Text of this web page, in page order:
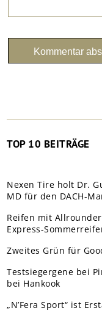
TOP 10 BEITRÄGE
Nexen Tire holt Dr.
MD für den DACH-
Reifen mit
Express-
Zweites Grün für
Testsiegergene bei
bei Hankook
„N’Fera Sport“ ist